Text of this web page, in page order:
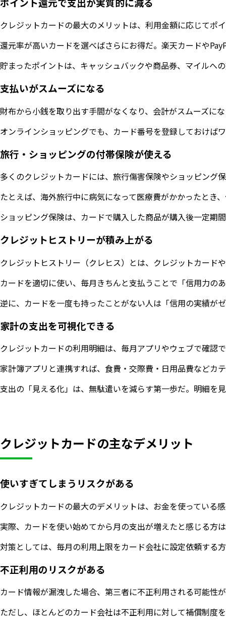
クレジットカードの最大のメリットは、利用金額に応じてポ
還元率が高いカードを選べばさらにお得だ。楽天カードや
貯まったポイントは、キャッシュバックや商品券、マイルへ
支払いがスムーズになる
財布から小銭を取り出す手間がなくなり、会計がスムーズに
オンラインショッピングでも、カード番号を登録しておけば
旅行・ショッピングの付帯保険が使える
多くのクレジットカードには、旅行傷害保険やショッピング
たとえば、海外旅行中に病気になって医療費がかかったとき
ショッピング保険は、カードで購入した商品が購入後一定期
クレジットヒストリーが積み上がる
クレジットヒストリー（クレヒス）とは、クレジットカード
カードを適切に使い、毎月きちんと支払うことで「信用力の
逆に、カードを一度も持ったことがない人は「信用の実績が
家計の支出を可視化できる
クレジットカードの利用明細は、毎月アプリやウェブで確認
家計簿アプリと連携すれば、食費・交際費・日用品費などカ
支出の「見える化」は、無駄遣いを減らす第一歩だ。明細を
クレジットカードの主なデメリット
使いすぎてしまうリスクがある
クレジットカードの最大のデメリットは、お金を使っている
実際、カードを使い始めてから月の支出が増えたと感じる方
対策としては、毎月の利用上限をカード会社に設定依頼する
不正利用のリスクがある
カード情報が漏洩した場合、第三者に不正利用される可能性
ただし、ほとんどのカード会社は不正利用に対して補償制度